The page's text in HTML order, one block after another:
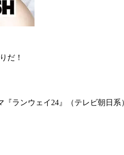
だ！
ンウェイ24』（テレビ朝日系